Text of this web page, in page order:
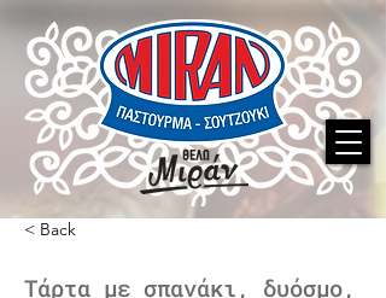
< Back
Τάρτα με σπανάκι, δυόσμο,